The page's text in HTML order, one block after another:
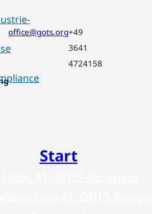
Start
office@gots.org+49
3641
4724158